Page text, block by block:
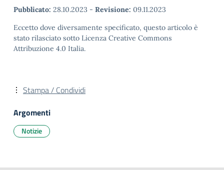
Pubblicato: 28.10.2023 - Revisione: 09.11.2023
Eccetto dove diversamente specificato, questo articolo è
stato rilasciato sotto Licenza Creative Commons
Attribuzione 4.0 Italia.
Stampa / Condividi
Argomenti
Notizie